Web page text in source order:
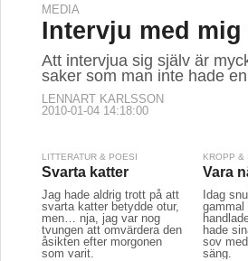
MEDIA
Intervju med
Att intervjua sig själv är
saker som man inte hade
LENNART KARLSSON
2010-01-04 14:18:00
LITTERATUR & POESI
Svarta katter
Jag hade aldrig trott på att
svarta katter betydde otur,
men… nja, jag var nog
tvungen att omvärdera den
åsikten efter morgonen
som varit.
KROPP &
Vara
Idag
gammal
hade
sov
säng.